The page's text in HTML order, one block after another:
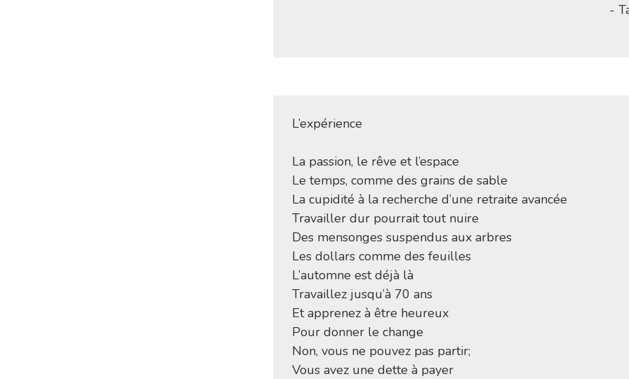
-
L’expérience
La passion, le rêve et l’espace
Le temps, comme des grains de sable
La cupidité à la recherche d’une retraite avancée
Travailler dur pourrait tout nuire
Des mensonges suspendus aux arbres
Les dollars comme des feuilles
L’automne est déjà là
Travaillez jusqu’à 70 ans
Et apprenez à être heureux
Pour donner le change
Non, vous ne pouvez pas partir;
Vous avez une dette à payer